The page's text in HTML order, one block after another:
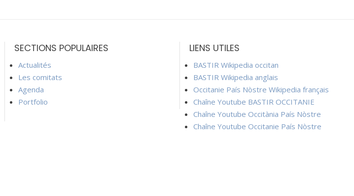
SECTIONS POPULAIRES
Actualités
Les comitats
Agenda
Portfolio
LIENS UTILES
BASTIR Wikipedia occitan
BASTIR Wikipedia anglais
Occitanie País Nòstre Wikipedia français
Chaîne Youtube BASTIR OCCITANIE
Chaîne Youtube Occitània País Nòstre
Chaîne Youtube Occitanie País Nòstre